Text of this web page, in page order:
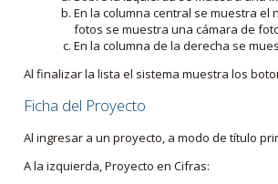
En la columna central se muestra
fotos se muestra una cámara de
En la columna de la derecha se
Al finalizar la lista el sistema muestra los
Ficha del Proyecto
Al ingresar a un proyecto, a modo de título
A la izquierda, Proyecto en Cifras: